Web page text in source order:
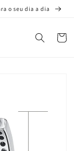
o seu dia a dia